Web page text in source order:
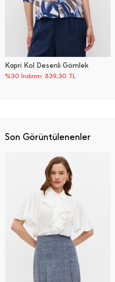
Kapri Kol Desenli Gömlek
%30 İndirim 839,30 TL
Son Görüntülenenler